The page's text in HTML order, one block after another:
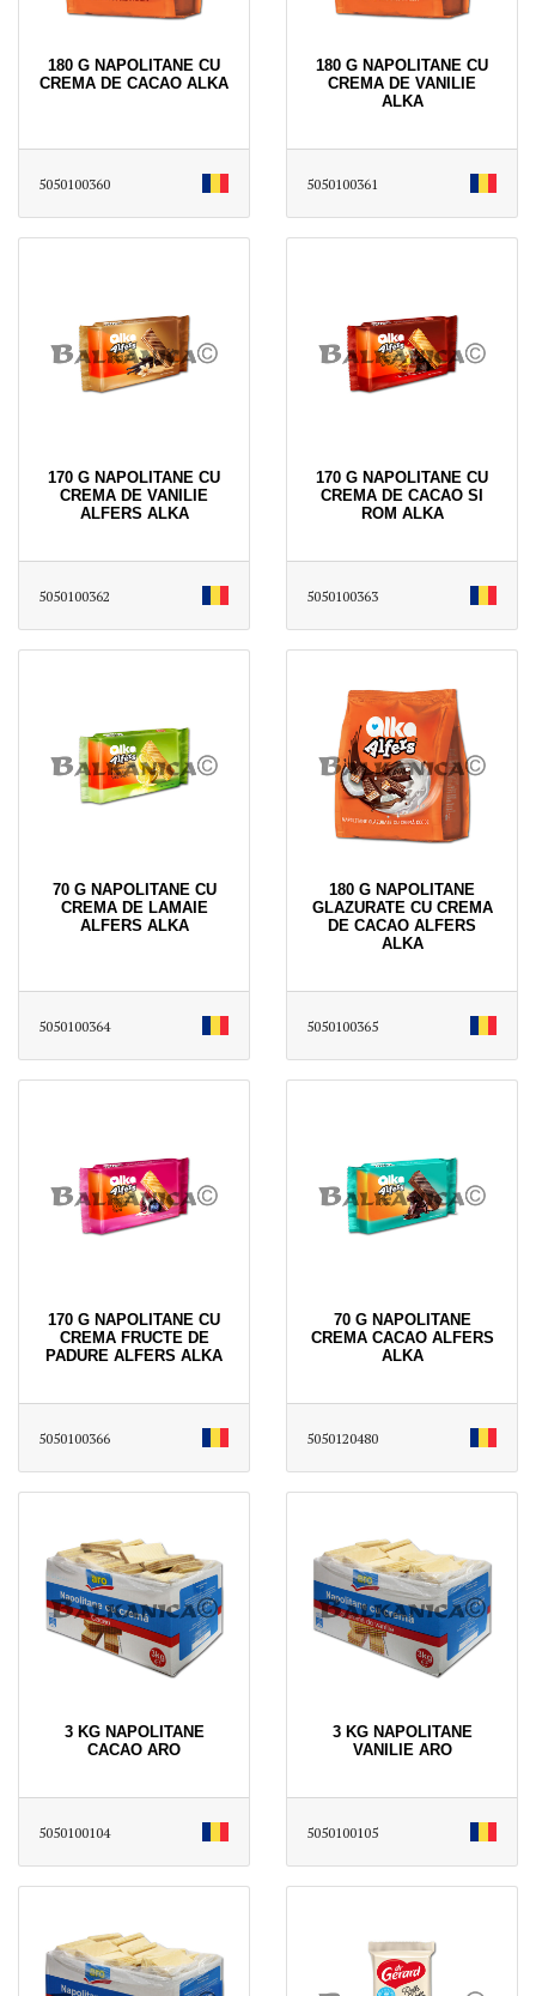
180 G NAPOLITANE CU
CREMA DE CACAO ALKA
5050100360
180 G NAPOLITANE CU
CREMA DE VANILIE
ALKA
5050100361
170 G NAPOLITANE CU
CREMA DE VANILIE
ALFERS ALKA
5050100362
170 G NAPOLITANE CU
CREMA DE CACAO SI
ROM ALKA
5050100363
70 G NAPOLITANE CU
CREMA DE LAMAIE
ALFERS ALKA
5050100364
180 G NAPOLITANE
GLAZURATE CU CREMA
DE CACAO ALFERS
ALKA
5050100365
170 G NAPOLITANE CU
CREMA FRUCTE DE
PADURE ALFERS ALKA
5050100366
70 G NAPOLITANE
CREMA CACAO ALFERS
ALKA
5050120480
3 KG NAPOLITANE
CACAO ARO
5050100104
3 KG NAPOLITANE
VANILIE ARO
5050100105